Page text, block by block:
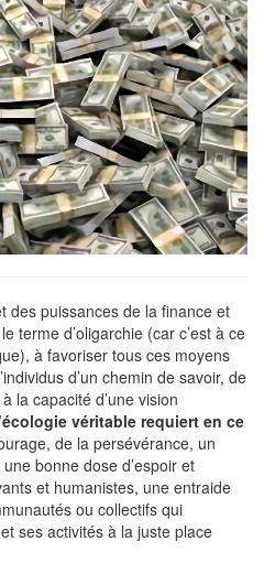
des puissances de la finance et
terme d’oligarchie (car c’est à ce
à favoriser tous ces moyens
d’un chemin de savoir, de
la capacité d’une vision
véritable requiert en ce
de la persévérance, un
bonne dose d’espoir et
et humanistes, une entraide
ou collectifs qui
ses activités à la juste place